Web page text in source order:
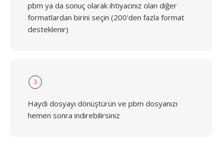
pbm ya da sonuç olarak ihtiyacınız olan diğer
formatlardan birini seçin (200'den fazla format
desteklenir)
3
Haydi dosyayı dönüştürün ve pbm dosyanızı
hemen sonra indirebilirsiniz